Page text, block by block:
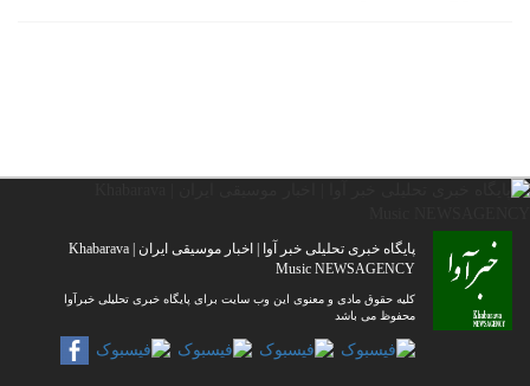
پایگاه خبری تحلیلی خبر آوا | اخبار موسیقی ایران | Khabarava
Music NEWSAGENCY
کلیه حقوق مادی و معنوی این وب سایت برای پایگاه خبری تحلیلی خبرآوا
محفوظ می باشد